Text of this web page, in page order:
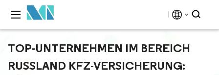
TOP-UNTERNEHMEN IM BEREICH
RUSSLAND KFZ-VERSICHERUNG: